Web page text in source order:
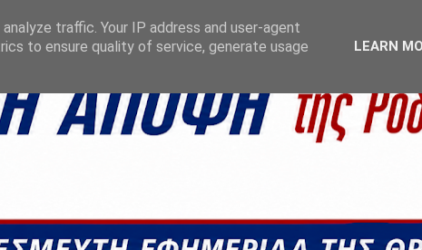
traffic. Your IP address and user-agent
to ensure quality of service, generate usage
LEARN